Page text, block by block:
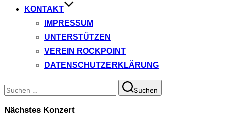
KONTAKT
IMPRESSUM
UNTERSTÜTZEN
VEREIN ROCKPOINT
DATENSCHUTZERKLÄRUNG
Suchen
nach:
Suchen
Nächstes Konzert